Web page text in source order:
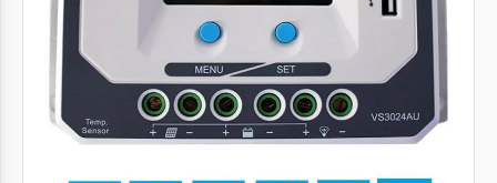
Autentifică-
Înregistrează-